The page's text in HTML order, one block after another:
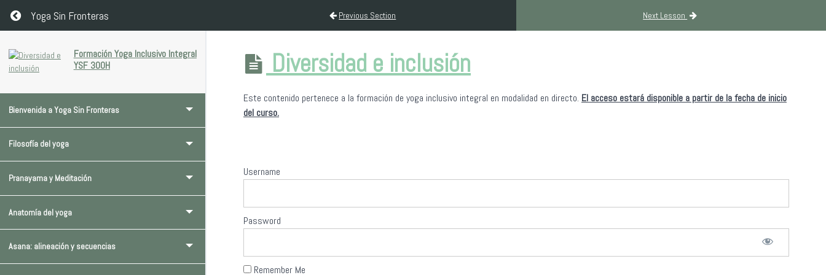
Return to course: Formación Yoga Inclusivo Integral YSF 300H
Yoga Sin Fronteras Previous Section Next Lesson
Formación Yoga Inclusivo Integral
YSF 300H
Bienvenida a Yoga Sin Fronteras
Filosofía del yoga
Pranayama y Meditación
Anatomía del yoga
Asana: alineación y secuencias
Diversidad e inclusión
Este contenido pertenece a la formación de yoga inclusivo integral en modalidad en directo. El acceso estará disponible a partir de la fecha de inicio
del curso.
Username
Password
Remember Me